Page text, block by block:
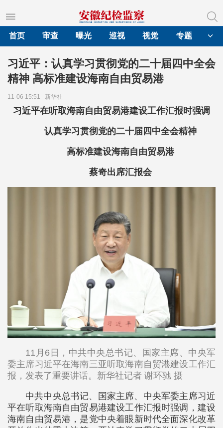
首页
审查 曝光 巡视 视觉 专题
习近平：认真学习贯彻党的二十届四中全会
精神 高标准建设海南自由贸易港
11-06 15:51 新华社
习近平在听取海南自由贸易港建设工作汇报时强调
认真学习贯彻党的二十届四中全会精神
高标准建设海南自由贸易港
蔡奇出席汇报会
11月6日，中共中央总书记、国家主席、中央军
委主席习近平在海南三亚听取海南自贸港建设工作汇
报，发表了重要讲话。新华社记者 谢环驰 摄
中共中央总书记、国家主席、中央军委主席习近
平在听取海南自由贸易港建设工作汇报时强调，建设
海南自由贸易港，是党中央着眼新时代全面深化改革